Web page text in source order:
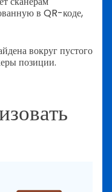
в QR-коде,
вокруг пустого
позиции.